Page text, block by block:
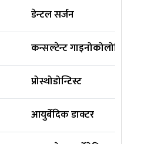
डेन्टल सर्जन
कन्सल्टेन्ट गाइनोकोलोजिस्ट
प्रोस्थोडोन्टिस्ट
आयुर्बेदिक डाक्टर